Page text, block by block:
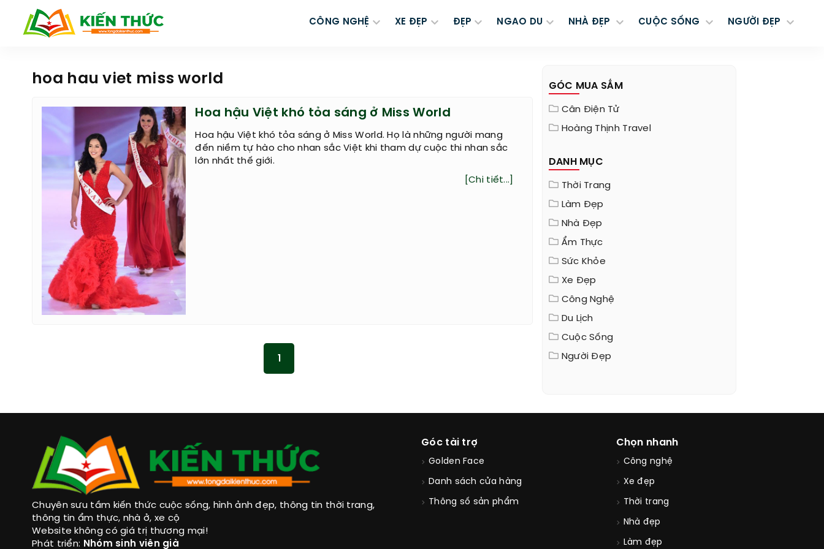
CÔNG NGHỆ XE ĐẸP ĐẸP NGAO DU NHÀ ĐẸP CUỘC SỐNG NGƯỜI ĐẸP
hoa hau viet miss world
Hoa hậu Việt khó tỏa sáng ở Miss World
Hoa hậu Việt khó tỏa sáng ở Miss World. Họ là những người mang
đến niềm tự hào cho nhan sắc Việt khi tham dự cuộc thi nhan sắc
lớn nhất thế giới.
[Chi tiết...]
1
GÓC MUA SẮM
Cân Điện Tử
Hoàng Thịnh Travel
DANH MỤC
Thời Trang
Làm Đẹp
Nhà Đẹp
Ẩm Thực
Sức Khỏe
Xe Đẹp
Công Nghệ
Du Lịch
Cuộc Sống
Người Đẹp
Chuyên sưu tầm kiến thức cuộc sống, hình ảnh đẹp, thông tin thời trang,
thông tin ẩm thực, nhà ở, xe cộ
Website không có giá trị thương mại!
Phát triển: Nhóm sinh viên già
Góc tài trợ
Golden Face
Danh sách cửa hàng
Thông số sản phẩm
Chọn nhanh
Công nghệ
Xe đẹp
Thời trang
Nhà đẹp
Làm đẹp